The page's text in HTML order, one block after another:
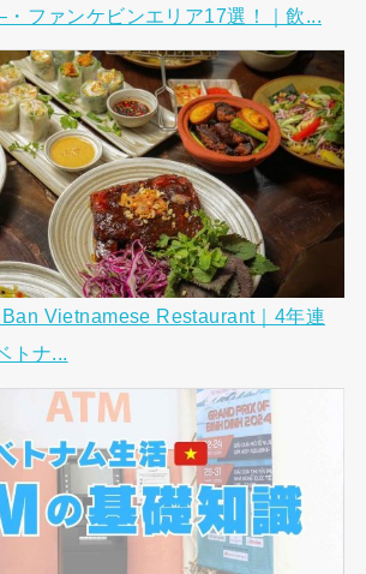
ファンケビンエリア17選！｜飲...
Ban Vietnamese Restaurant｜4年連
トナ...